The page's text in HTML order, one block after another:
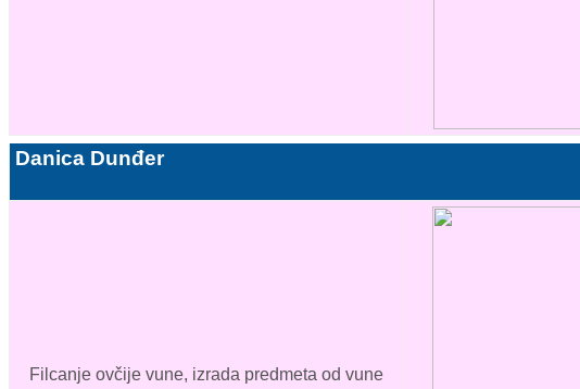
Danica Dunđer
Filcanje ovčije vune, izrada predmeta od vune